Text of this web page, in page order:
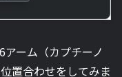
ーム（カプチーノ
置合わせをしてみま